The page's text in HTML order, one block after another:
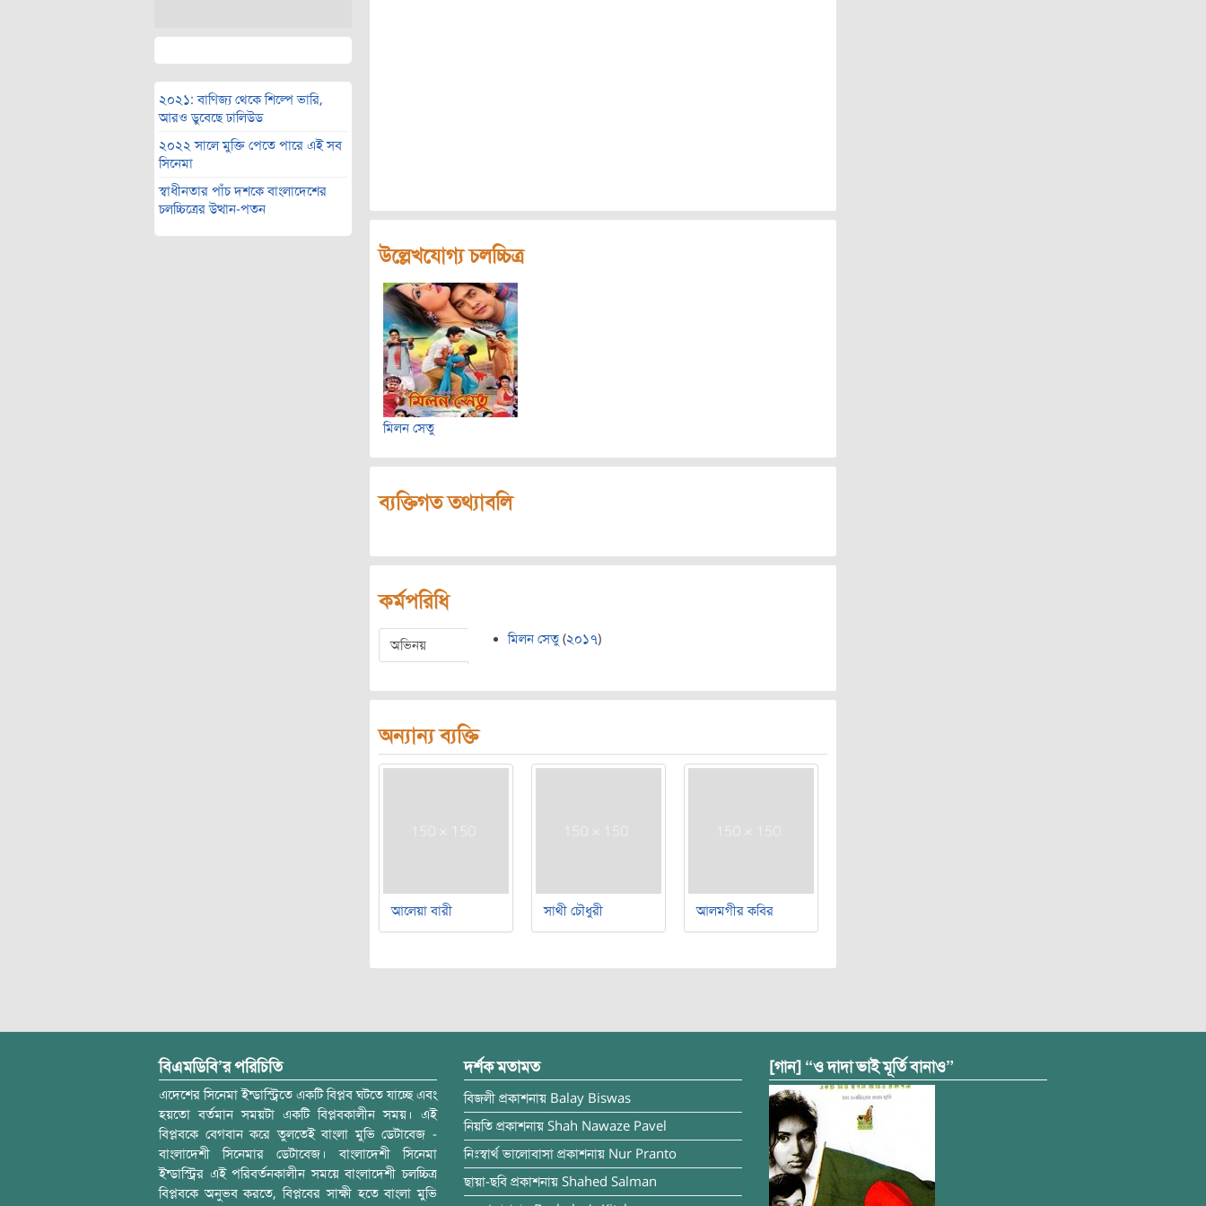
২০২১: বাণিজ্য থেকে শিল্পে ভারি,
আরও ডুবেছে ঢালিউড
২০২২ সালে মুক্তি পেতে পারে এই সব
সিনেমা
স্বাধীনতার পাঁচ দশকে বাংলাদেশের
চলচ্চিত্রের উত্থান-পতন
উল্লেখযোগ্য চলচ্চিত্র
মিলন সেতু
ব্যক্তিগত তথ্যাবলি
কর্মপরিধি
অভিনয় মিলন সেতু (২০১৭)
অন্যান্য ব্যক্তি
আলেয়া বারী সাথী চৌধুরী আলমগীর কবির
বিএমডিবি’র পরিচিতি
এদেশের সিনেমা ইন্ডাস্ট্রিতে একটি বিপ্লব ঘটতে যাচ্ছে এবং
হয়তো বর্তমান সময়টা একটি বিপ্লবকালীন সময়। এই
বিপ্লবকে বেগবান করে তুলতেই বাংলা মুভি ডেটাবেজ -
বাংলাদেশী সিনেমার ডেটাবেজ। বাংলাদেশী সিনেমা
ইন্ডাস্ট্রির এই পরিবর্তনকালীন সময়ে বাংলাদেশী চলচ্চিত্র
বিপ্লবকে অনুভব করতে, বিপ্লবের সাক্ষী হতে বাংলা মুভি
দর্শক মতামত
বিজলী প্রকাশনায় Balay Biswas
নিয়তি প্রকাশনায় Shah Nawaze Pavel
নিঃস্বার্থ ভালোবাসা প্রকাশনায় Nur Pranto
ছায়া-ছবি প্রকাশনায় Shahed Salman
[গান] “ও দাদা ভাই মূর্তি বানাও”